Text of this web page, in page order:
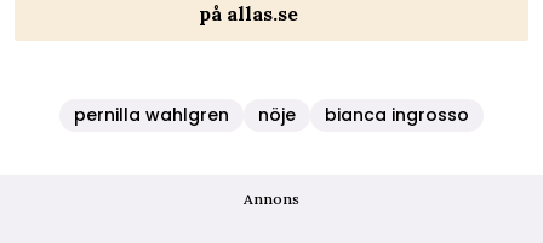
på allas.se
pernilla wahlgren nöje bianca ingrosso
Annons